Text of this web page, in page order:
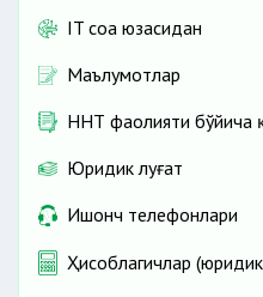
IT соҳа юзасидан
Маълумотлар
ННТ фаолияти бўйича
Юридик луғат
Ишонч телефонлари
Ҳисоблагичлар